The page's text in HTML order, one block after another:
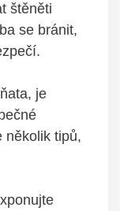
‍štěněti
se ⁣bránit,
je
několik tipů,